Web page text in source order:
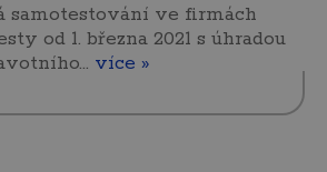
samotestování ve firmách
od 1. března 2021 s úhradou
více »